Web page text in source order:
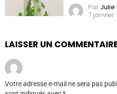
Par Julie
7 janvier
LAISSER UN
Votre adresse e-mail ne sera pas